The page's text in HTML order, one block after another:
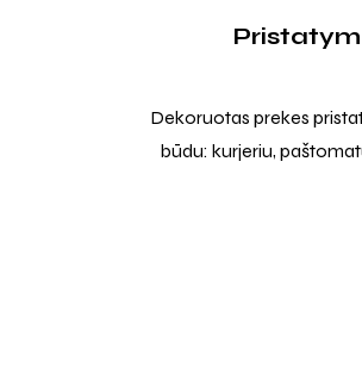
Dekoruotas prekes
būdu: kurjeriu,